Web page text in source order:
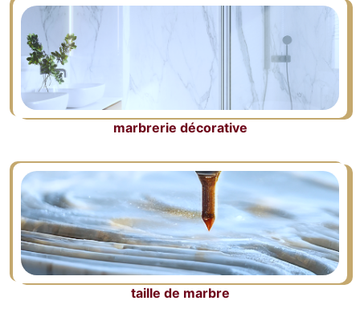
marbrerie décorative
taille de marbre